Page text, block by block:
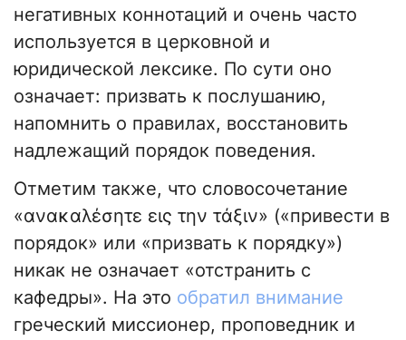
негативных коннотаций и очень часто
используется в церковной и
юридической лексике. По сути оно
означает: призвать к послушанию,
напомнить о правилах, восстановить
надлежащий порядок поведения.
Отметим также, что словосочетание
«ανακαλέσητε εις την τάξιν» («привести в
порядок» или «призвать к порядку»)
никак не означает «отстранить с
кафедры». На это обратил внимание
греческий миссионер, проповедник и